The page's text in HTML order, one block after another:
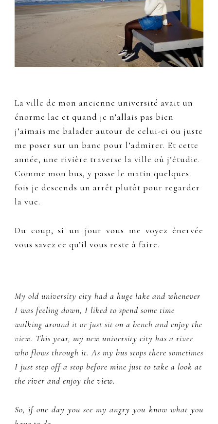
La ville de mon ancienne université avait un
énorme lac et quand je n’allais pas bien
j’aimais me balader autour de celui-ci ou juste
me poser sur un banc pour l’admirer. Et cette
année, une rivière traverse la ville où j’étudie.
Comme mon bus, y passe le matin quelques
fois je descends un arrêt plutôt pour regarder
la vue.
Du coup, si un jour vous me voyez énervée
vous savez ce qu’il vous reste à faire.
My old university city had a huge lake and whenever
I was feeling down, I liked to spend some time
walking around it or just sit on a bench and enjoy the
view. This year, my new university city has a river
who flows through it. As my bus stops there sometimes
I just step off a stop before mine just to take a look at
the river and enjoy the view.
So, if one day you see my angry you know what you